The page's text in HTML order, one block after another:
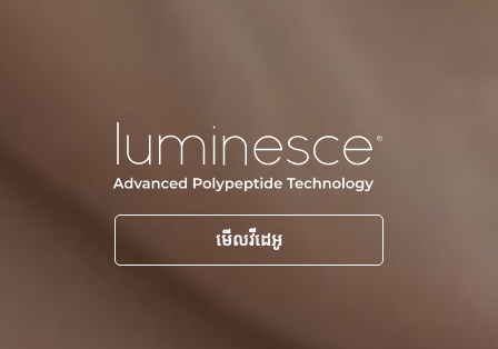
មើលវីដេអូ